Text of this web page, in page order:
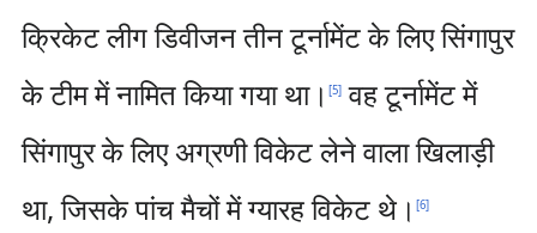
क्रिकेट लीग डिवीजन तीन टूर्नामेंट के लिए सिंगापुर
के टीम में नामित किया गया था। [5]वह टूर्नामेंट में
सिंगापुर के लिए अग्रणी विकेट लेने वाला खिलाड़ी
था, जिसके पांच मैचों में ग्यारह विकेट थे। [6]